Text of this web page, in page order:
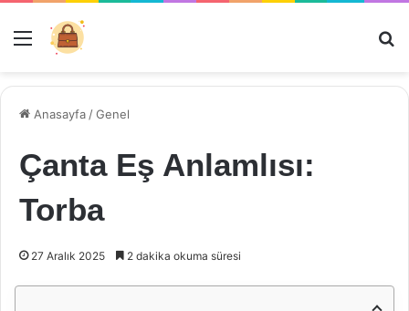
Menü
Anasayfa /Genel
Çanta Eş Anlamlısı:
Torba
27 Aralık 2025 2 dakika okuma süresi